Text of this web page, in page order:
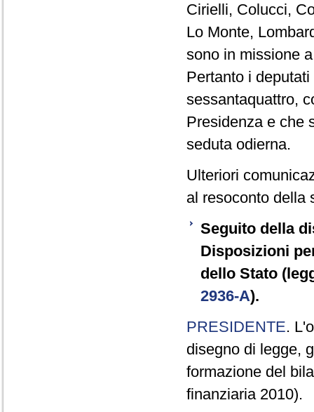
Cirielli, Colucci,
Lo Monte,
sono in missione
Pertanto i
sessantaquattro,
Presidenza e che
seduta odierna.
Ulteriori
al resoconto della
Seguito della
Disposizioni
dello Stato
2936-A).
PRESIDENTE.
disegno di legge,
formazione del
finanziaria 2010).